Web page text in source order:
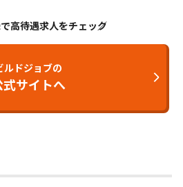
高待遇求人をチェック
ルドジョブの
式サイトへ